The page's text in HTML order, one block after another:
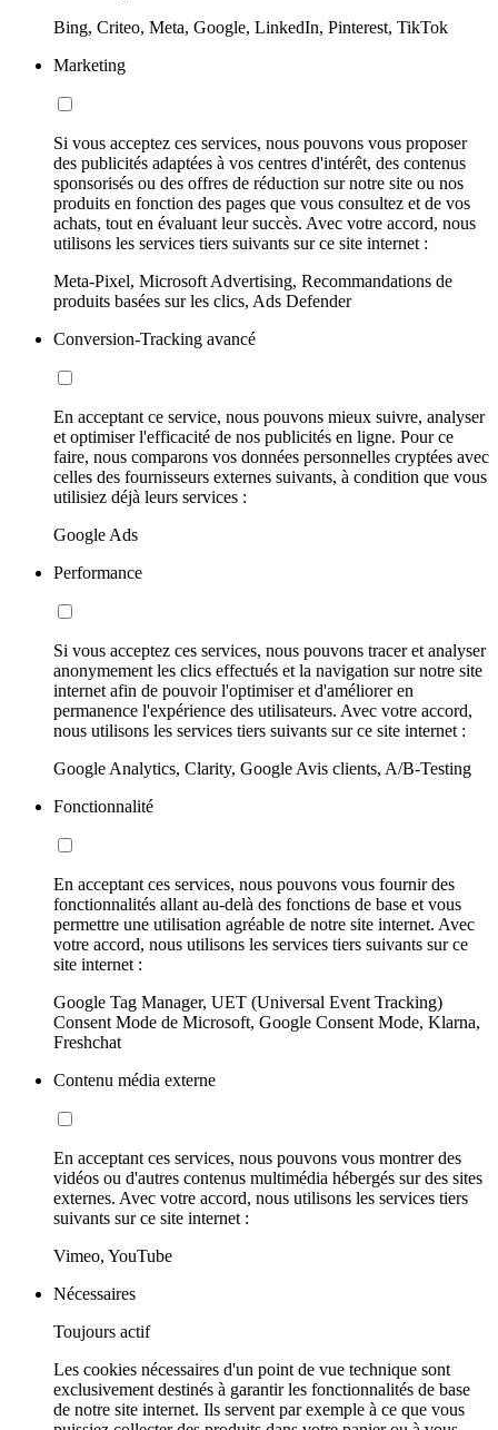
Bing, Criteo, Meta, Google, LinkedIn, Pinterest, TikTok
Marketing
Si vous acceptez ces services, nous pouvons vous proposer
des publicités adaptées à vos centres d'intérêt, des contenus
sponsorisés ou des offres de réduction sur notre site ou nos
produits en fonction des pages que vous consultez et de vos
achats, tout en évaluant leur succès. Avec votre accord, nous
utilisons les services tiers suivants sur ce site internet :
Meta-Pixel, Microsoft Advertising, Recommandations de
produits basées sur les clics, Ads Defender
Conversion-Tracking avancé
En acceptant ce service, nous pouvons mieux suivre, analyser
et optimiser l'efficacité de nos publicités en ligne. Pour ce
faire, nous comparons vos données personnelles cryptées avec
celles des fournisseurs externes suivants, à condition que vous
utilisiez déjà leurs services :
Google Ads
Performance
Si vous acceptez ces services, nous pouvons tracer et analyser
anonymement les clics effectués et la navigation sur notre site
internet afin de pouvoir l'optimiser et d'améliorer en
permanence l'expérience des utilisateurs. Avec votre accord,
nous utilisons les services tiers suivants sur ce site internet :
Google Analytics, Clarity, Google Avis clients, A/B-Testing
Fonctionnalité
En acceptant ces services, nous pouvons vous fournir des
fonctionnalités allant au-delà des fonctions de base et vous
permettre une utilisation agréable de notre site internet. Avec
votre accord, nous utilisons les services tiers suivants sur ce
site internet :
Google Tag Manager, UET (Universal Event Tracking)
Consent Mode de Microsoft, Google Consent Mode, Klarna,
Freshchat
Contenu média externe
En acceptant ces services, nous pouvons vous montrer des
vidéos ou d'autres contenus multimédia hébergés sur des sites
externes. Avec votre accord, nous utilisons les services tiers
suivants sur ce site internet :
Vimeo, YouTube
Nécessaires
Toujours actif
Les cookies nécessaires d'un point de vue technique sont
exclusivement destinés à garantir les fonctionnalités de base
de notre site internet. Ils servent par exemple à ce que vous